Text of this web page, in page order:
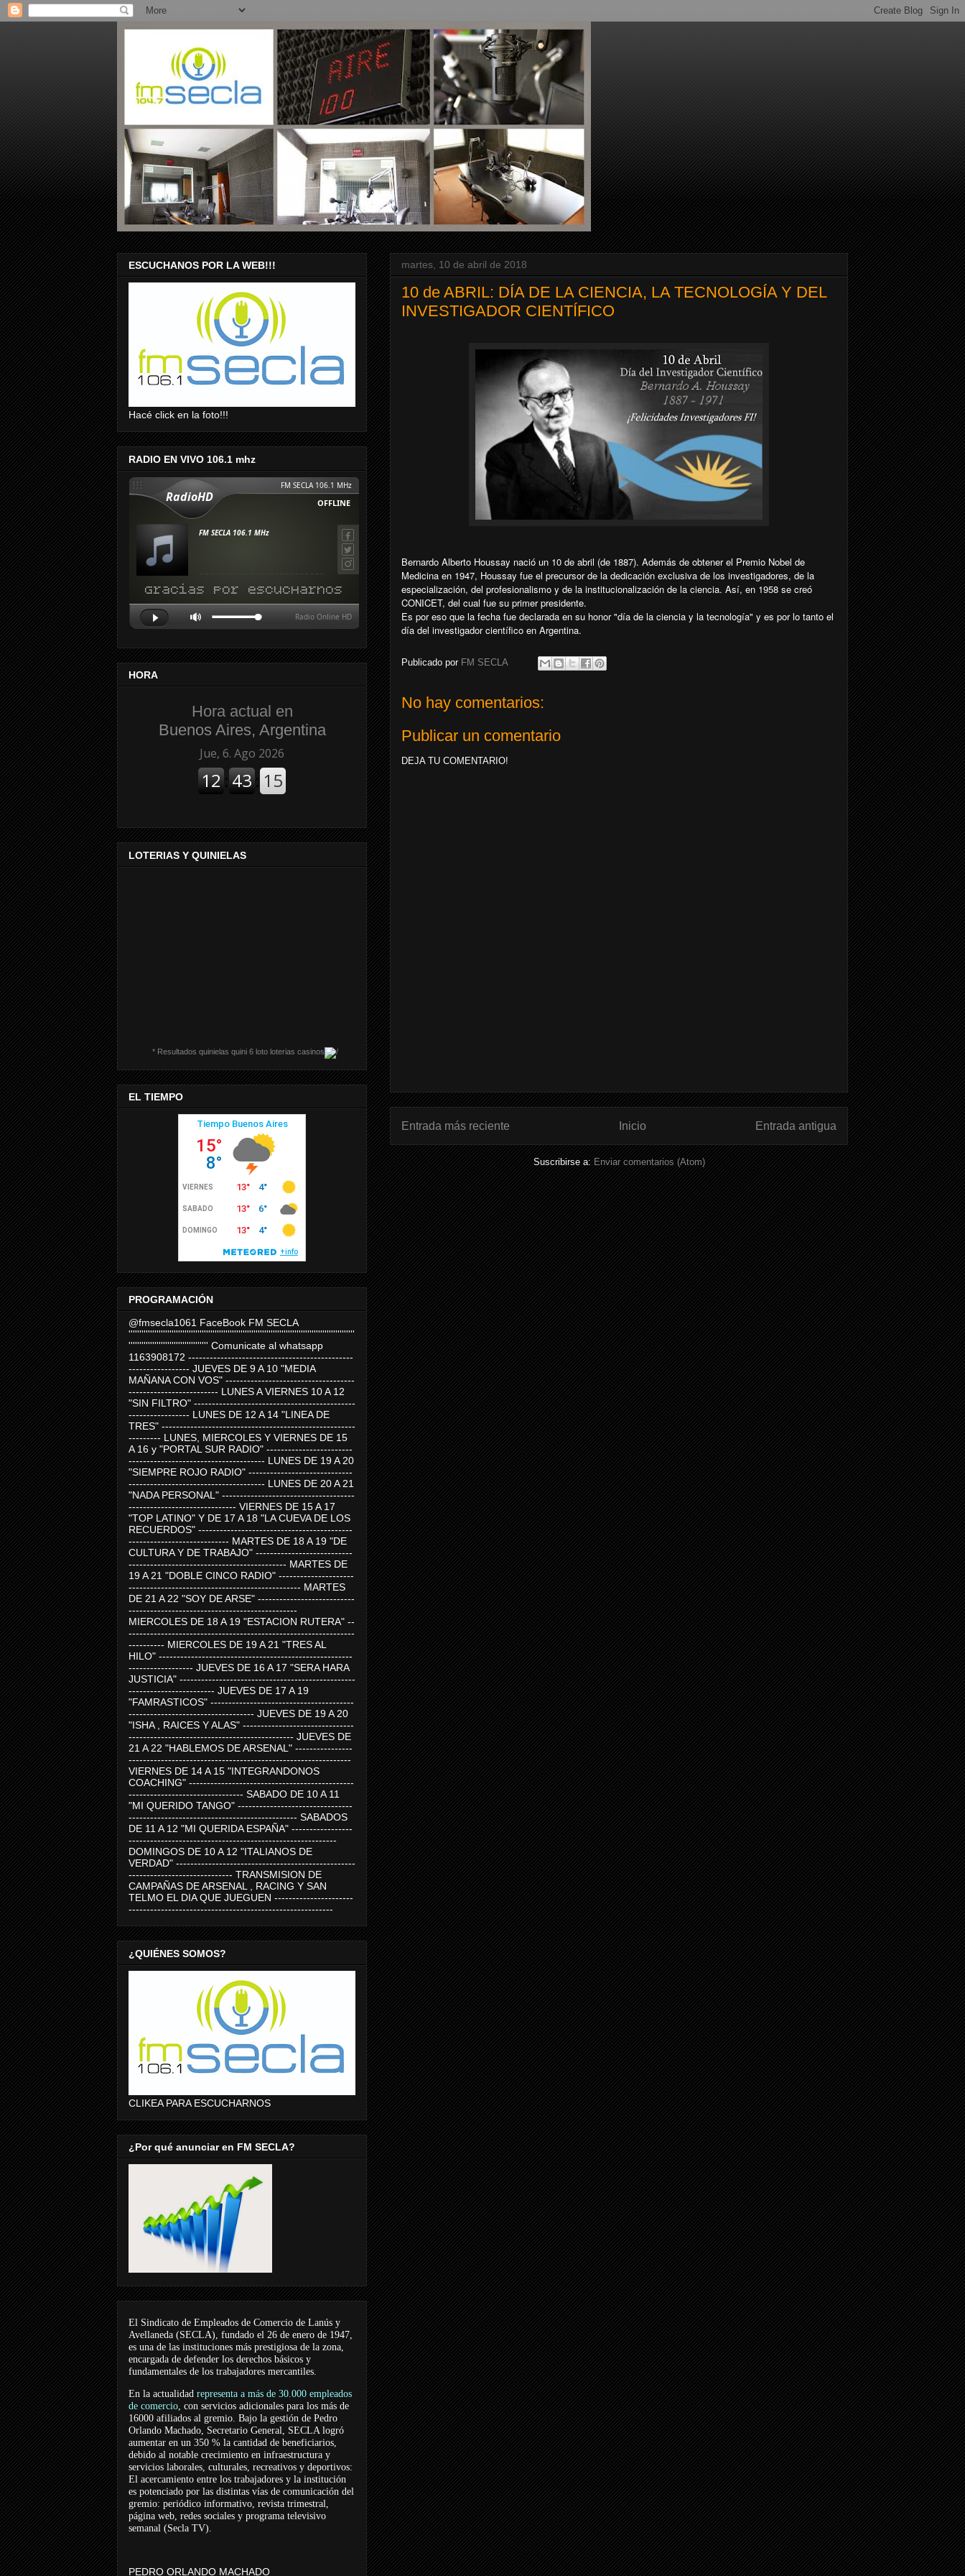
martes, 10 de abril de 2018
10 de ABRIL: DÍA DE LA CIENCIA, LA TECNOLOGÍA Y DEL
INVESTIGADOR CIENTÍFICO
Bernardo Alberto Houssay nació un 10 de abril (de 1887). Además de obtener el Premio Nobel de
Medicina en 1947, Houssay fue el precursor de la dedicación exclusiva de los investigadores, de la
especialización, del profesionalismo y de la institucionalización de la ciencia. Así, en 1958 se creó
CONICET, del cual fue su primer presidente.
Es por eso que la fecha fue declarada en su honor "día de la ciencia y la tecnología" y es por lo tanto el
día del investigador científico en Argentina.
Publicado por FM SECLA
No hay comentarios:
Publicar un comentario
DEJA TU COMENTARIO!
Entrada más reciente Entrada antigua
Inicio
Suscribirse a: Enviar comentarios (Atom)
ESCUCHANOS POR LA WEB!!!
Hacé click en la foto!!!
RADIO EN VIVO 106.1 mhz
HORA
Hora actual en
Buenos Aires, Argentina
LOTERIAS Y QUINIELAS
* Resultados quinielas quini 6 loto loterias casinos
EL TIEMPO
PROGRAMACIÓN
@fmsecla1061 FaceBook FM SECLA
'''''''''''''''''''''''''''''''''''''''''''''''''''''''''''''''''''''''''''''''''''''''''''''''''''''''''
''''''''''''''''''''''''''''''''''''' Comunicate al whatsapp
1163908172 ----------------------------------------------
----------------- JUEVES DE 9 A 10 "MEDIA
MAÑANA CON VOS" ------------------------------------
------------------------- LUNES A VIERNES 10 A 12
"SIN FILTRO" ---------------------------------------------
----------------- LUNES DE 12 A 14 "LINEA DE
TRES" ------------------------------------------------------
--------- LUNES, MIERCOLES Y VIERNES DE 15
A 16 y "PORTAL SUR RADIO" ------------------------
-------------------------------------- LUNES DE 19 A 20
"SIEMPRE ROJO RADIO" -----------------------------
-------------------------------------- LUNES DE 20 A 21
"NADA PERSONAL" -------------------------------------
------------------------------ VIERNES DE 15 A 17
"TOP LATINO" Y DE 17 A 18 "LA CUEVA DE LOS
RECUERDOS" -------------------------------------------
---------------------------- MARTES DE 18 A 19 "DE
CULTURA Y DE TRABAJO" ---------------------------
-------------------------------------------- MARTES DE
19 A 21 "DOBLE CINCO RADIO" ---------------------
------------------------------------------------ MARTES
DE 21 A 22 "SOY DE ARSE" ---------------------------
-----------------------------------------------
MIERCOLES DE 18 A 19 "ESTACION RUTERA" --
---------------------------------------------------------------
---------- MIERCOLES DE 19 A 21 "TRES AL
HILO" ------------------------------------------------------
------------------ JUEVES DE 16 A 17 "SERA HARA
JUSTICIA" -------------------------------------------------
------------------------ JUEVES DE 17 A 19
"FAMRASTICOS" ----------------------------------------
----------------------------------- JUEVES DE 19 A 20
"ISHA , RAICES Y ALAS" -------------------------------
---------------------------------------------- JUEVES DE
21 A 22 "HABLEMOS DE ARSENAL" ----------------
--------------------------------------------------------------
VIERNES DE 14 A 15 "INTEGRANDONOS
COACHING" ----------------------------------------------
-------------------------------- SABADO DE 10 A 11
"MI QUERIDO TANGO" --------------------------------
----------------------------------------------- SABADOS
DE 11 A 12 "MI QUERIDA ESPAÑA" -----------------
----------------------------------------------------------
DOMINGOS DE 10 A 12 "ITALIANOS DE
VERDAD" --------------------------------------------------
----------------------------- TRANSMISION DE
CAMPAÑAS DE ARSENAL , RACING Y SAN
TELMO EL DIA QUE JUEGUEN ----------------------
---------------------------------------------------------
¿QUIÉNES SOMOS?
CLIKEA PARA ESCUCHARNOS
¿Por qué anunciar en FM SECLA?
El Sindicato de Empleados de Comercio de Lanús y
Avellaneda (SECLA), fundado el 26 de enero de 1947,
es una de las instituciones más prestigiosa de la zona,
encargada de defender los derechos básicos y
fundamentales de los trabajadores mercantiles.
En la actualidad representa a más de 30.000 empleados
de comercio, con servicios adicionales para los más de
16000 afiliados al gremio. Bajo la gestión de Pedro
Orlando Machado, Secretario General, SECLA logró
aumentar en un 350 % la cantidad de beneficiarios,
debido al notable crecimiento en infraestructura y
servicios laborales, culturales, recreativos y deportivos:
El acercamiento entre los trabajadores y la institución
es potenciado por las distintas vías de comunicación del
gremio: periódico informativo, revista trimestral,
página web, redes sociales y programa televisivo
semanal (Secla TV).
PEDRO ORLANDO MACHADO